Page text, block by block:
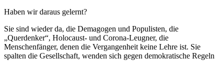
Haben wir daraus gelernt?
Sie sind wieder da, die Demagogen und Populisten, die
Querdenker , Holocaust- und Corona-Leugner, die
Menschenfänger, denen die Vergangenheit keine Lehre ist. Sie
spalten die Gesellschaft, wenden sich gegen demokratische Regeln